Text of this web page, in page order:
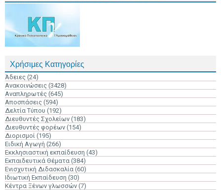
Χρήσιμες Κατηγορίες
Άδειες (24)
Ανακοινώσεις (3428)
Αναπληρωτές (645)
Αποσπάσεις (594)
Δελτία Τύπου (192)
Διευθυντές Σχολείων (183)
Διευθυντές φορέων (154)
Διορισμοί (195)
Ειδική Αγωγή (266)
Εκκλησιαστική εκπαίδευση (43)
Εκπαιδευτικά Θέματα (384)
Ενισχυτική Διδασκαλία (60)
Ιδιωτική Εκπαίδευση (30)
Κέντρα Ξένων γλωσσών (7)